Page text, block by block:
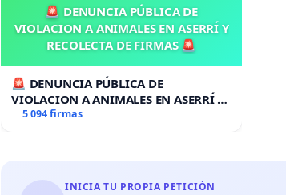
🚨 DENUNCIA PÚBLICA DE
VIOLACION A ANIMALES EN ASERRÍ Y
RECOLECTA DE FIRMAS 🚨
🚨 DENUNCIA PÚBLICA DE
VIOLACION A ANIMALES EN ASERRÍ Y
RECOLECTA DE FIRMAS 🚨
5 094 firmas
INICIA TU PROPIA PETICIÓN